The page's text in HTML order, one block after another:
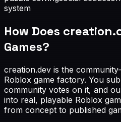
system
How Does
Games?
creation.dev is the
Roblox game factory. You
community votes on it, and
into real, playable Roblox
from concept to published